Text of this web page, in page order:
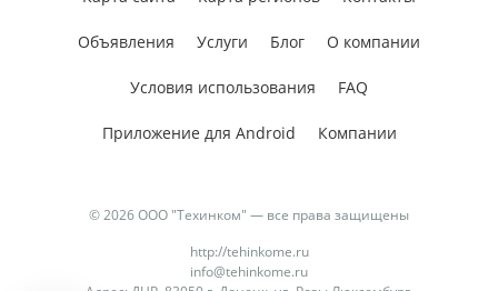
© 2026 ООО "Техинком" — все права защищены
http://tehinkome.ru
info@tehinkome.ru
Объявления Услуги Блог О компании
Условия использования FAQ
Приложение для Android Компании